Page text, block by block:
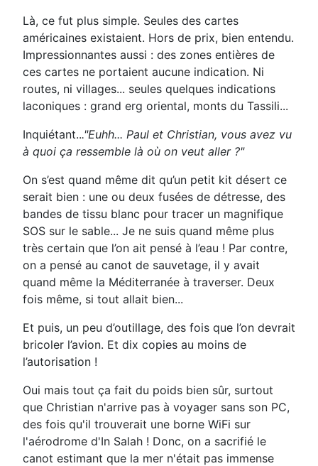
Là, ce fut plus simple. Seules des cartes
américaines existaient. Hors de prix, bien entendu.
Impressionnantes aussi : des zones entières de
ces cartes ne portaient aucune indication. Ni
routes, ni villages... seules quelques indications
laconiques : grand erg oriental, monts du Tassili...
Inquiétant..."Euhh... Paul et Christian, vous avez vu
à quoi ça ressemble là où on veut aller ?"
On s’est quand même dit qu’un petit kit désert ce
serait bien : une ou deux fusées de détresse, des
bandes de tissu blanc pour tracer un magnifique
SOS sur le sable... Je ne suis quand même plus
très certain que l’on ait pensé à l’eau ! Par contre,
on a pensé au canot de sauvetage, il y avait
quand même la Méditerranée à traverser. Deux
fois même, si tout allait bien...
Et puis, un peu d’outillage, des fois que l’on devrait
bricoler l’avion. Et dix copies au moins de
l’autorisation !
Oui mais tout ça fait du poids bien sûr, surtout
que Christian n'arrive pas à voyager sans son PC,
des fois qu'il trouverait une borne WiFi sur
l'aérodrome d'In Salah ! Donc, on a sacrifié le
canot estimant que la mer n'était pas immense